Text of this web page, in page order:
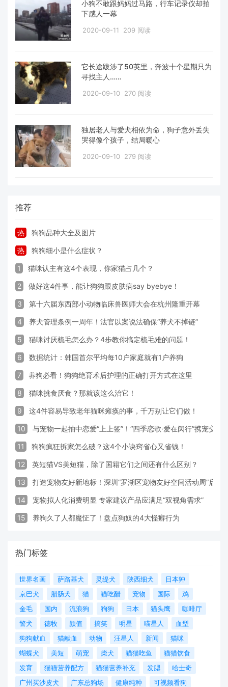
小狗不敢跟妈妈过马路，行车记录仪却拍
下感人一幕
2020-09-11 209 阅读
它长途跋涉了50英里，奔波十个星期只为
寻找主人……
2020-09-10 270 阅读
独居老人与爱犬相依为命，狗子意外丢失
哭得像个孩子，结局暖心
2020-09-10 279 阅读
推荐
热 狗狗品种大全及图片
热 狗狗细小是什么症状？
1 猫咪认主有这4个表现，你家猫占几个？
2 做好这4件事，能让狗狗跟皮肤病say byebye！
3 第十六届东西部小动物临床兽医师大会在杭州隆重开幕
4 养犬管理条例一周年！法官以案说法确保“养犬不掉链”
5 猫咪讨厌梳毛怎么办？4步教你搞定梳毛难的问题！
6 数据统计：韩国首尔平均每10户家庭就有1户养狗
7 养狗必看！狗狗绝育术后护理的正确打开方式在这里
8 猫咪挑食厌食？那就该这么治它！
9 这4件容易导致老年猫咪瘫痪的事，千万别让它们做！
10 与宠物一起抽中恋爱“上上签”！“四季恋歌·爱在闵行”携宠交友
11 狗狗疯狂拆家怎么破？这4个小诀窍省心又省钱！
12 英短猫VS美短猫，除了国籍它们之间还有什么区别？
13 打造宠物友好新地标！深圳“罗湖区宠物友好空间活动周”启动
14 宠物拟人化消费明显 专家建议产品应满足“双视角需求”
15 养狗久了人都魔怔了！盘点狗奴的4大怪癖行为
热门标签
世界名画 萨路基犬 灵缇犬 陕西细犬
日本狆
京巴犬
腊肠犬 猫 猫吃醋 宠物 国际
鸡
金毛
国内 流浪狗 狗狗 日本 猫头鹰
咖啡厅
警犬
德牧 颜值 搞笑 明星 喵星人
血型
狗狗献血
猫献血 动物 汪星人 新闻
猫咪
蝴蝶犬
美短 萌宠 柴犬 猫猫吃鱼
猫猫饮食
发育
猫猫营养配方 猫猫营养补充 发腮
哈士奇
广州买沙皮犬
广东总狗场 健康纯种
可视频看狗